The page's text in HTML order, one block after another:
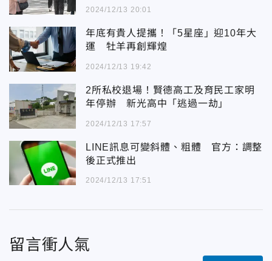
2024/12/13 20:01
年底有貴人提攜！「5星座」迎10年大
運 牡羊再創輝煌
2024/12/13 19:42
2所私校退場！賢德高工及育民工家明
年停辦 新光高中「逃過一劫」
2024/12/13 17:57
LINE訊息可變斜體、粗體 官方：調整
後正式推出
2024/12/13 17:51
留言衝人氣